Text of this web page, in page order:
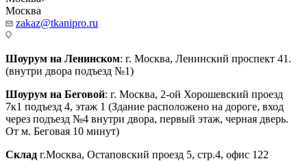
Москва
zakaz@tkanipro.ru
Шоурум на Ленинском: г. Москва, Ленинский проспект 41.
(внутри двора подъезд №1)
Шоурум на Беговой: г. Москва, 2-ой Хорошевский проезд
7к1 подъезд 4, этаж 1 (Здание расположено на дороге, вход
через подъезд №4 внутри двора, первый этаж, черная дверь.
От м. Беговая 10 минут)
Склад г.Москва, Остаповский проезд 5, стр.4, офис 122